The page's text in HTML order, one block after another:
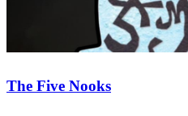
The Five Nooks